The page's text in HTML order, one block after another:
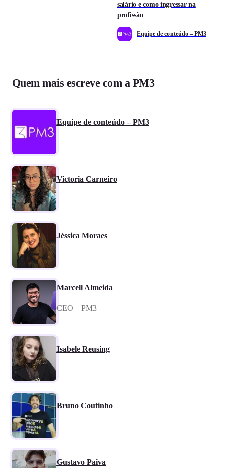
salário e como ingressar na
profissão
Equipe de conteúdo – PM3
Quem mais escreve com a PM3
Equipe de conteúdo – PM3
Victoria Carneiro
Jéssica Moraes
Marcell Almeida
CEO – PM3
Isabele Reusing
Bruno Coutinho
Gustavo Paiva